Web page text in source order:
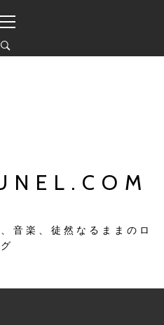
イ
ン
メ
音楽、徒然なるままのロ
グ